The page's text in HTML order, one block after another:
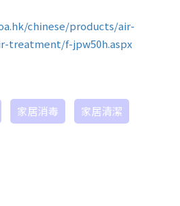
chinese/products/air-
treatment/f-jpw50h.aspx
家居消毒
家居清潔